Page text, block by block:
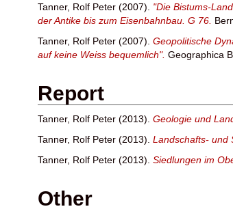
Tanner, Rolf Peter (2007). "Die Bistums-
der Antike bis zum Eisenbahnbau. G 76.
Tanner, Rolf Peter (2007). Geopolitische
auf keine Weiss bequemlich". Geographica
Report
Tanner, Rolf Peter (2013). Geologie und
Tanner, Rolf Peter (2013). Landschafts- und
Tanner, Rolf Peter (2013). Siedlungen im
Other